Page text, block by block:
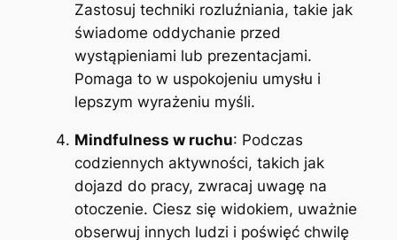
Zastosuj techniki rozluźniania, takie jak
świadome oddychanie przed
wystąpieniami lub prezentacjami.
Pomaga to w uspokojeniu umysłu i
lepszym wyrażeniu myśli.
Mindfulness w ruchu: Podczas
codziennych aktywności, takich jak
dojazd do pracy, zwracaj uwagę na
otoczenie. Ciesz się widokiem, uważnie
obserwuj innych ludzi i poświęć chwilę